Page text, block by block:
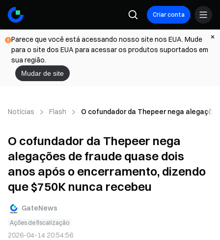
Criar conta
Parece que você está acessando nosso site nos EUA. Mude
para o site dos EUA para acessar os produtos suportados em
sua região.
Mudar de site
Notícias Flash O cofundador da Thepeer nega
O cofundador da Thepeer nega
alegações de fraude quase dois
anos após o encerramento, dizendo
que $750K nunca recebeu
GateNews
Ações de fiscalização
2026-04-14 20:54:56